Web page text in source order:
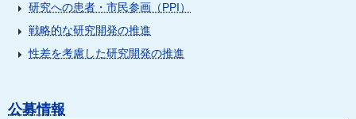
研究への患者・市民参画（PPI）
戦略的な研究開発の推進
性差を考慮した研究開発の推進
公募情報